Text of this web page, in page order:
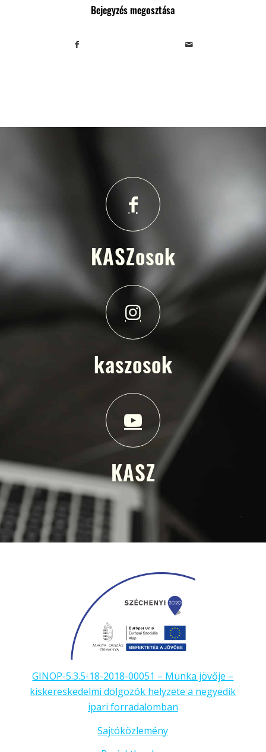
Bejegyzés megosztása
KASZosok
kaszosok
KASZ
GINOP-5.3.5-18-2018-00051 – Munka jövője –
kiskereskedelmi dolgozók helyzete a negyedik
ipari forradalomban
Sajtóközlemény